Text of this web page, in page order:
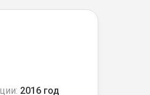
2016 год